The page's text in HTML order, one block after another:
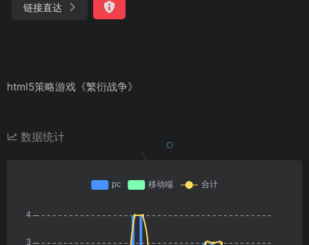
链接直达
html5策略游戏《繁衍战争》
数据统计